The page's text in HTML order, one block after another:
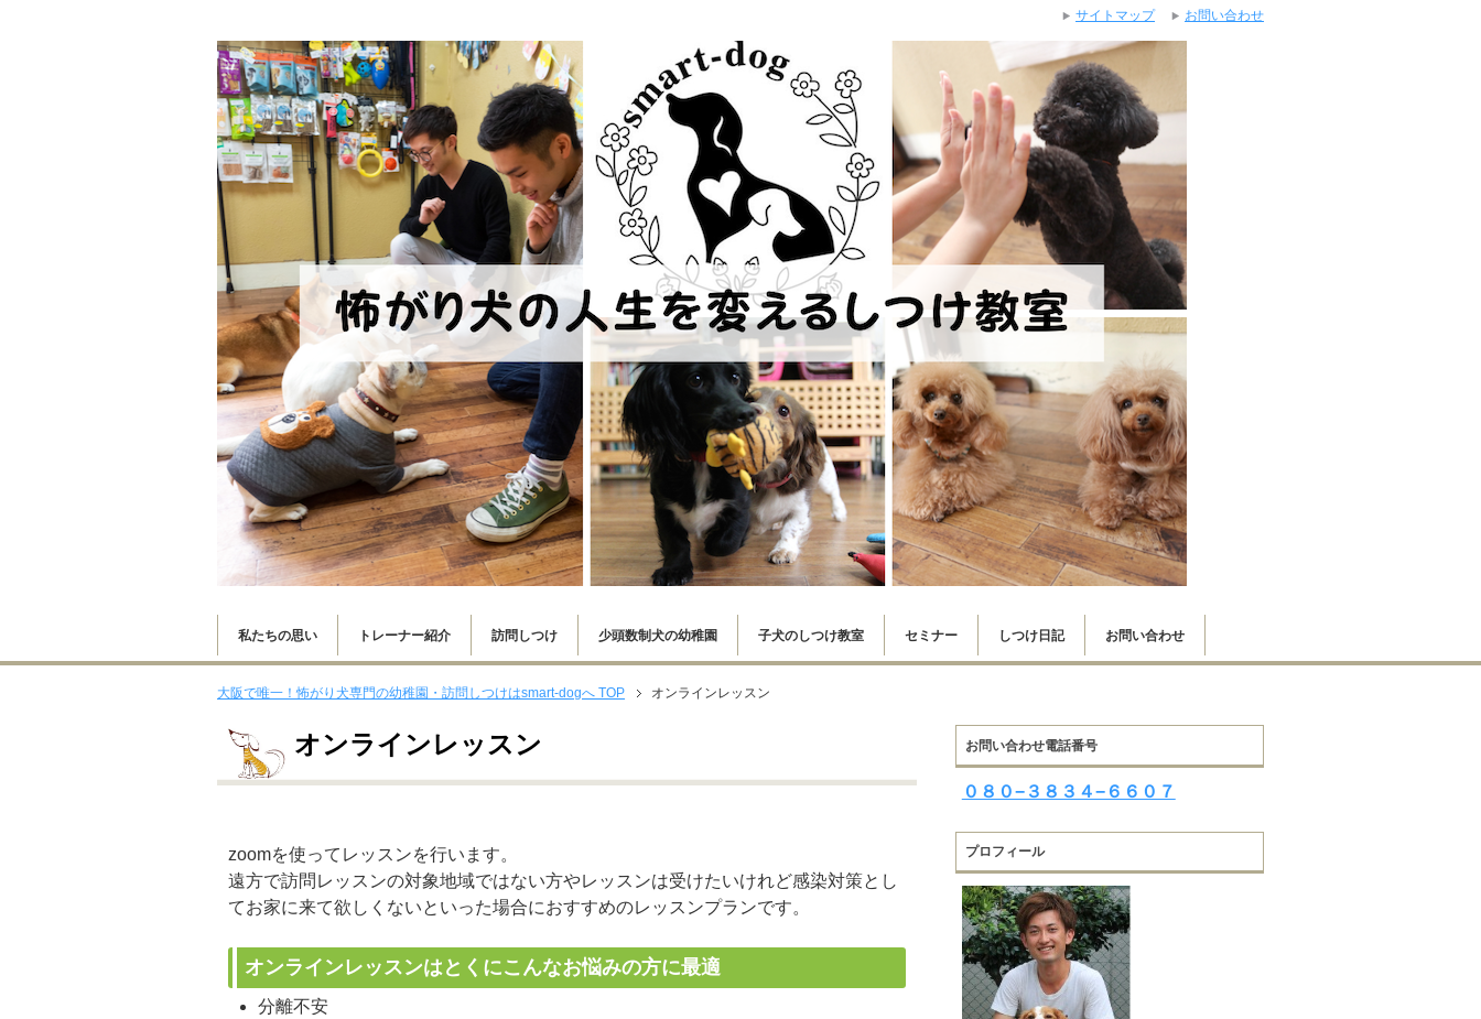
私たちの思い トレーナー紹介 訪問しつけ 少頭数制犬の幼稚園 子犬のしつけ教室 セミナー しつけ日記 お問い合わせ
大阪で唯一！怖がり犬専門の幼稚園・訪問しつけはsmart-dogへ TOP オンラインレッスン
オンラインレッスン
zoomを使ってレッスンを行います。
遠方で訪問レッスンの対象地域ではない方やレッスンは受けたいけれど感染対策とし
てお家に来て欲しくないといった場合におすすめのレッスンプランです。
オンラインレッスンはとくにこんなお悩みの方に最適
分離不安
お問い合わせ電話番号
０８０−３８３４−６６０７
プロフィール
サイトマップ お問い合わせ